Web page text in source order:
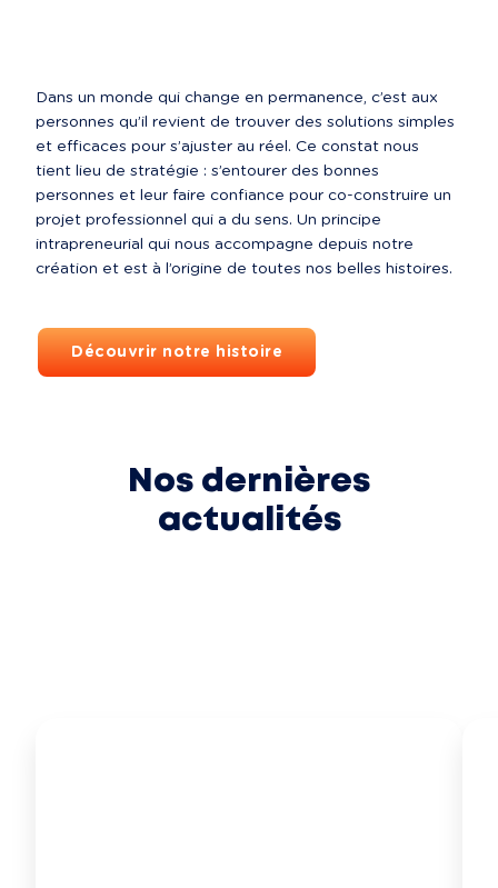
Dans un monde qui change en permanence, c’est aux
personnes qu’il revient de trouver des solutions simples
et efficaces pour s’ajuster au réel. Ce constat nous
tient lieu de stratégie : s’entourer des bonnes
personnes et leur faire confiance pour co-construire un
projet professionnel qui a du sens. Un principe
intrapreneurial qui nous accompagne depuis notre
création et est à l’origine de toutes nos belles histoires.
Découvrir notre histoire
Nos dernières
actualités